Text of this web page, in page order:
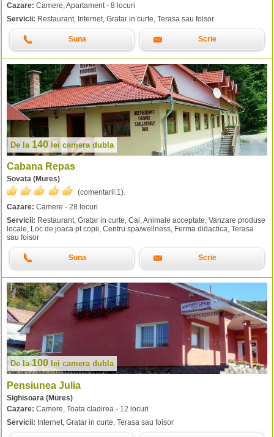
Cazare: Camere, Apartament - 8 locuri
Servicii: Restaurant, Internet, Gratar in curte, Terasa sau foisor
Suna Scrie
De la 140 lei camera dubla
Cabana Repas
Sovata (Mures)
(comentarii:1).
Cazare: Camere - 28 locuri
Servicii: Restaurant, Gratar in curte, Cai, Animale acceptate, Vanzare produse
locale, Loc de joaca pt copii, Centru spa/wellness, Ferma didactica, Terasa
sau foisor
Suna Scrie
De la100 lei camera dubla
Pensiunea Julia
Sighisoara (Mures)
Cazare: Camere, Toata cladirea - 12 locuri
Servicii: Internet, Gratar in curte, Terasa sau foisor